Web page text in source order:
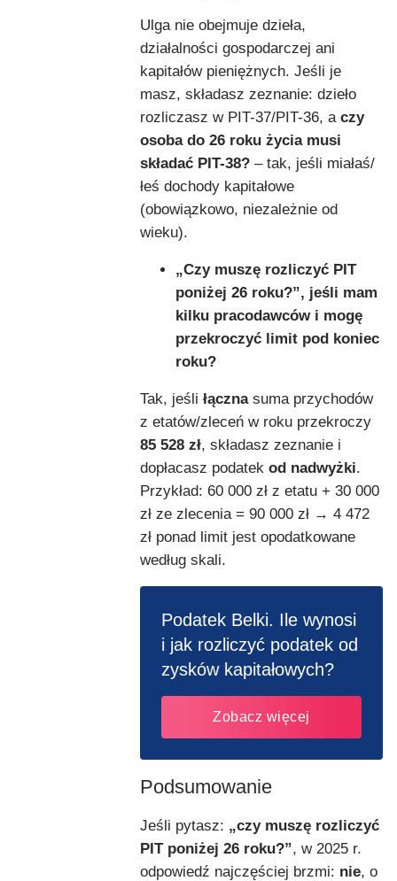
Ulga nie obejmuje dzieła,
działalności gospodarczej ani
kapitałów pieniężnych. Jeśli je
masz, składasz zeznanie: dzieło
rozliczasz w PIT-37/PIT-36, a czy
osoba do 26 roku życia musi
składać PIT-38? – tak, jeśli miałaś/
łeś dochody kapitałowe
(obowiązkowo, niezależnie od
wieku).
„Czy muszę rozliczyć PIT
poniżej 26 roku?”, jeśli mam
kilku pracodawców i mogę
przekroczyć limit pod koniec
roku?
Tak, jeśli łącznasuma przychodów
z etatów/zleceń w roku przekroczy
85 528 zł, składasz zeznanie i
dopłacasz podatek od nadwyżki.
Przykład: 60 000 zł z etatu + 30 000
zł ze zlecenia = 90 000 zł → 4 472
zł ponad limit jest opodatkowane
według skali.
Podatek Belki. Ile wynosi
i jak rozliczyć podatek od
zysków kapitałowych?
Zobacz więcej
Podsumowanie
Jeśli pytasz: „czy muszę rozliczyć
PIT poniżej 26 roku?”, w 2025 r.
odpowiedź najczęściej brzmi: nie, o